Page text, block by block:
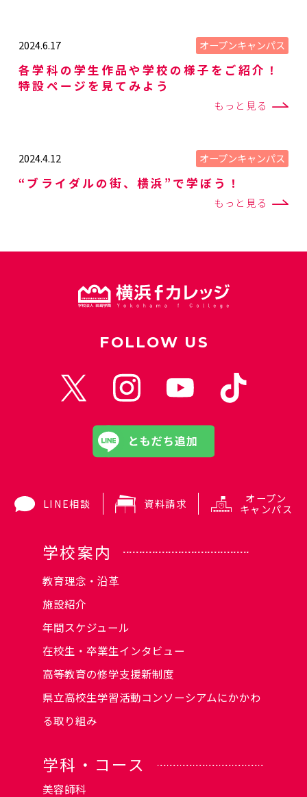
2024.6.17 オープンキャンパス
各学科の学生作品や学校の様子をご紹介！
特設ページを見てみよう
もっと見る
2024.4.12 オープンキャンパス
“ブライダルの街、横浜”で学ぼう！
もっと見る
FOLLOW US
LINE相談 資料請求 オープン
キャンパス
学校案内
教育理念・沿革
施設紹介
年間スケジュール
在校生・卒業生インタビュー
高等教育の修学支援新制度
県立高校生学習活動コンソーシアムにかかわ
る取り組み
学科・コース
美容師科